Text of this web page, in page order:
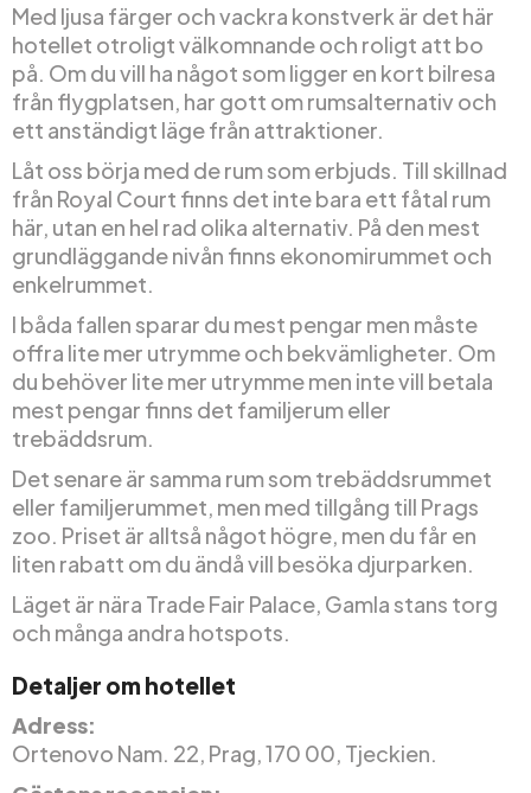
Med ljusa färger och vackra konstverk är det här
hotellet otroligt välkomnande och roligt att bo
på. Om du vill ha något som ligger en kort bilresa
från flygplatsen, har gott om rumsalternativ och
ett anständigt läge från attraktioner.
Låt oss börja med de rum som erbjuds. Till skillnad
från Royal Court finns det inte bara ett fåtal rum
här, utan en hel rad olika alternativ. På den mest
grundläggande nivån finns ekonomirummet och
enkelrummet.
I båda fallen sparar du mest pengar men måste
offra lite mer utrymme och bekvämligheter. Om
du behöver lite mer utrymme men inte vill betala
mest pengar finns det familjerum eller
trebäddsrum.
Det senare är samma rum som trebäddsrummet
eller familjerummet, men med tillgång till Prags
zoo. Priset är alltså något högre, men du får en
liten rabatt om du ändå vill besöka djurparken.
Läget är nära Trade Fair Palace, Gamla stans torg
och många andra hotspots.
Detaljer om hotellet
Adress:
Ortenovo Nam. 22, Prag, 170 00, Tjeckien.